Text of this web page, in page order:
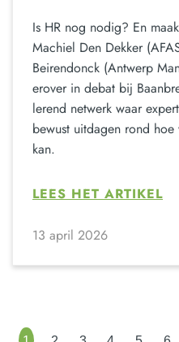
Is HR nog nodig? En
Machiel Den Dekker
Beirendonck (Antwerp
erover in debat bij
lerend netwerk waar
bewust uitdagen rond
kan.
LEES HET ARTIKEL
13 april 2026